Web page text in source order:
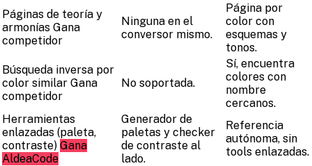
Páginas de teoría y
armonías Gana
competidor
Ninguna en el
conversor mismo.
Página por
color con
esquemas y
tonos.
Búsqueda inversa por
color similar Gana
competidor
No soportada.
Sí, encuentra
colores con
nombre
cercanos.
Herramientas
enlazadas (paleta,
contraste) Gana
AldeaCode
Generador de
paletas y checker
de contraste al
lado.
Referencia
autónoma, sin
tools enlazadas.